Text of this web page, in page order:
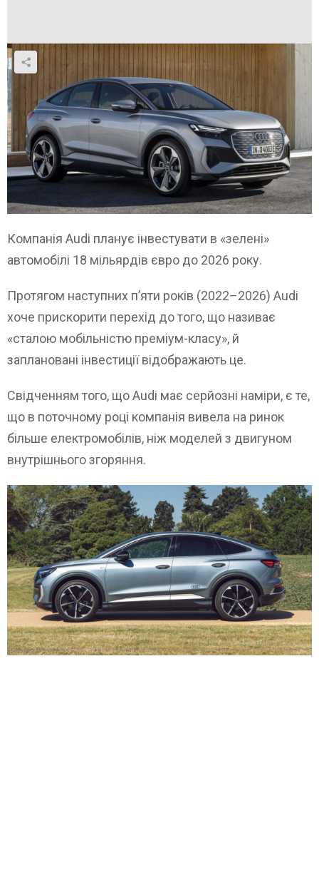
Компанія Audi планує інвестувати в «зелені»
автомобілі 18 мільярдів євро до 2026 року.
Протягом наступних п’яти років (2022–2026) Audi
хоче прискорити перехід до того, що називає
«сталою мобільністю преміум-класу», й
заплановані інвестиції відображають це.
Свідченням того, що Audi має серйозні наміри, є те,
що в поточному році компанія вивела на ринок
більше електромобілів, ніж моделей з двигуном
внутрішнього згоряння.